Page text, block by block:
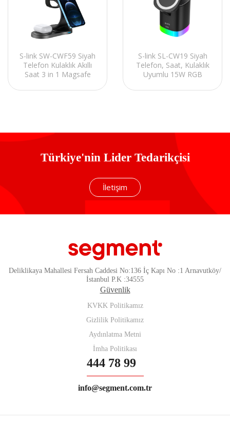
S-link SW-CWF59 Siyah
Telefon Kulaklık Akıllı
Saat 3 in 1 Magsafe
S-link SL-CW19 Siyah
Telefon, Saat, Kulaklık
Uyumlu 15W RGB
Türkiye'nin Lider Tedarikçisi
İletişim
Deliklikaya Mahallesi Fersah Caddesi No:136 İç Kapı No :1 Arnavutköy/
İstanbul P.K :34555
Güvenlik
KVKK Politikamız
Gizlilik Politikamız
Aydınlatma Metni
İmha Politikası
444 78 99
info@segment.com.tr